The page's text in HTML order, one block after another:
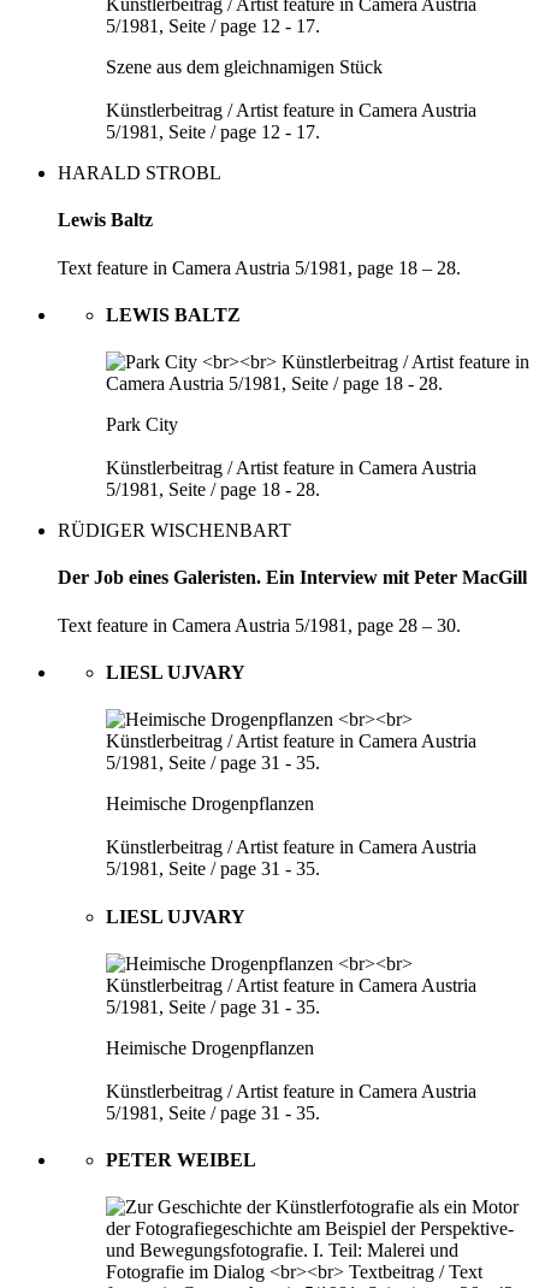
Szene aus dem gleichnamigen Stück
Künstlerbeitrag / Artist feature in Camera Austria
5/1981, Seite / page 12 - 17.
HARALD STROBL
Lewis Baltz
Text feature in Camera Austria 5/1981, page 18 – 28.
LEWIS BALTZ
Park City
Künstlerbeitrag / Artist feature in Camera Austria
5/1981, Seite / page 18 - 28.
RÜDIGER WISCHENBART
Der Job eines Galeristen. Ein Interview mit Peter MacGill
Text feature in Camera Austria 5/1981, page 28 – 30.
LIESL UJVARY
Heimische Drogenpflanzen
Künstlerbeitrag / Artist feature in Camera Austria
5/1981, Seite / page 31 - 35.
LIESL UJVARY
Heimische Drogenpflanzen
Künstlerbeitrag / Artist feature in Camera Austria
5/1981, Seite / page 31 - 35.
PETER WEIBEL